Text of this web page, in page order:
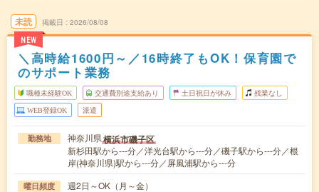
未読
NEW
掲載日 2026/08/08
＼高時給1600円～／16時終了もOK！保育園で
のサポート業務
職種未経験OK 交通費別途支給あり 土日祝日が休み 残業なし
WEB登録OK 派遣
勤務地 神奈川県横浜市磯子区
新杉田駅から---分／洋光台駅から---分／磯子駅から---分／根
岸(神奈川県)駅から---分／屏風浦駅から---分
曜日頻度 週2日～OK（月～金）